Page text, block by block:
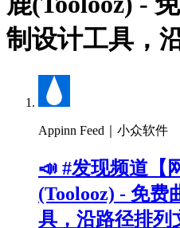
制设计工具，
Appinn Feed｜小众软件
📣 #发现频道【
(Toolooz) - 免费
具，沿路径排列